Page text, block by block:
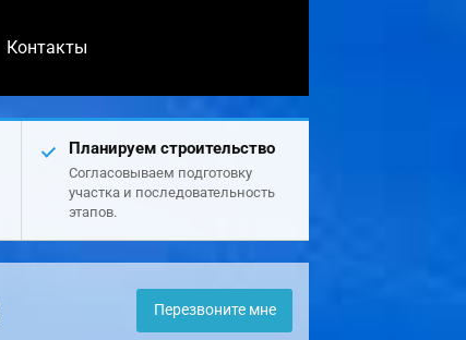
Контакты
Планируем строительство
Согласовываем подготовку
участка и последовательность
этапов.
Перезвоните мне